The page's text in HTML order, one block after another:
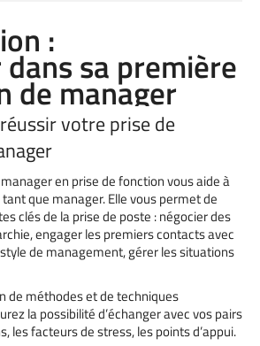
:
sa première
de manager
votre prise de
en prise de fonction vous aide à
que manager. Elle vous permet de
clés de la prise de poste : négocier des
engager les premiers contacts avec
de management, gérer les situations
de méthodes et de techniques
la possibilité d’échanger avec vos pairs
les facteurs de stress, les points d’appui.